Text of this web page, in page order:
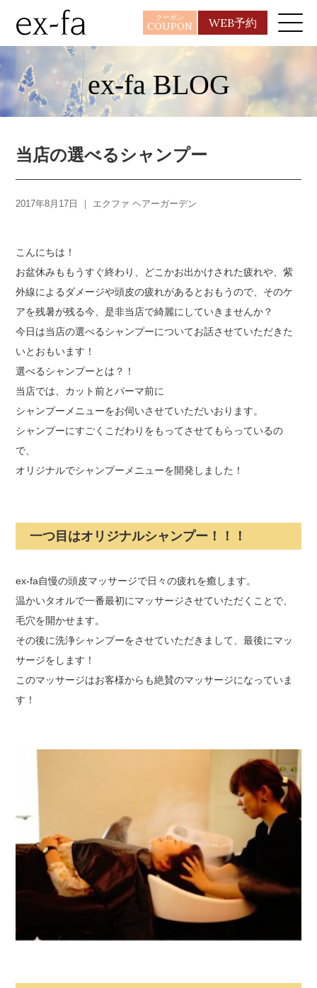
WEB予約
クーポン
COUPON
ex-fa BLOG
当店の選べるシャンプー
2017年8月17日 ｜ エクファ ヘアーガーデン
こんにちは！
お盆休みももうすぐ終わり、どこかお出かけされた疲れや、紫
外線によるダメージや頭皮の疲れがあるとおもうので、そのケ
アを残暑が残る今、是非当店で綺麗にしていきませんか？
今日は当店の選べるシャンプーについてお話させていただきた
いとおもいます！
選べるシャンプーとは？！
当店では、カット前とパーマ前に
シャンプーメニューをお伺いさせていただいおります。
シャンプーにすごくこだわりをもってさせてもらっているの
で、
オリジナルでシャンプーメニューを開発しました！
一つ目はオリジナルシャンプー！！！
ex-fa自慢の頭皮マッサージで日々の疲れを癒します。
温かいタオルで一番最初にマッサージさせていただくことで、
毛穴を開かせます。
その後に洗浄シャンプーをさせていただきまして、最後にマッ
サージをします！
このマッサージはお客様からも絶賛のマッサージになっていま
す！